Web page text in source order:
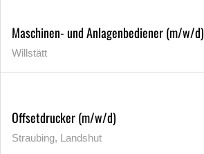
Maschinen- und Anlagenbediener (m/w/d)
Willstätt
Offsetdrucker (m/w/d)
Straubing, Landshut